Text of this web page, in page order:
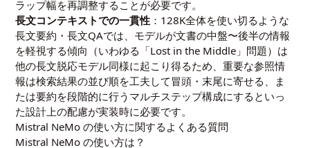
ラップ幅を再調整することが必要です。
長文コンテキストでの一貫性 ：128K全体を使い切るような
長文要約・長文QAでは、モデルが文書の中盤〜後半の情報
を軽視する傾向（いわゆる「Lost in the Middle」問題）は
他の長文脱応モデル同様に起こり得るため、重要な参照情
報は検索結果の並び順を工夫して冒頭・末尾に寄せる、ま
たは要約を段階的に行うマルチステップ構成にするといっ
た設計上の配慮が実装時に必要です。
Mistral NeMo の使い方に関するよくある質問
Mistral NeMo の使い方は？